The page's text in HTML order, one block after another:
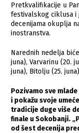
Pretkvalifikacije u
festivalskog ciklusa i
decenijama okuplja
inostranstva.
Narednih nedelja
juna), Varvarinu (20.
juna), Bitolju (25.
Pozivamo sve
i pokažu svoje
tradicije duge više
finale u Sokobanji.
od šest decenija